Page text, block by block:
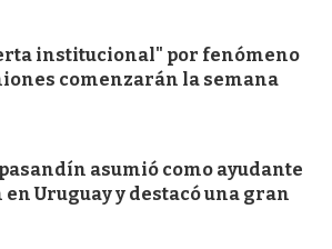
institucional" por fenómeno
comenzarán la semana
asumió como ayudante
en Uruguay y destacó una gran